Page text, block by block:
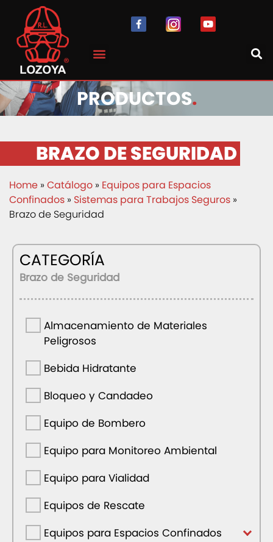
PRODUCTOS.
BRAZO DE SEGURIDAD
Home » Catálogo » Equipos para Espacios
Confinados » Sistemas para Trabajos Seguros »
Brazo de Seguridad
CATEGORÍA
Brazo de Seguridad
Almacenamiento de Materiales
Peligrosos
Bebida Hidratante
Bloqueo y Candadeo
Equipo de Bombero
Equipo para Monitoreo Ambiental
Equipo para Vialidad
Equipos de Rescate
Equipos para Espacios Confinados